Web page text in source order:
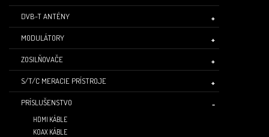
DVB-T ANTÉNY
MODULÁTORY
ZOSILŇOVAČE
S/T/C MERACIE PRÍSTROJE
PRÍSLUŠENSTVO
HDMI KÁBLE
KOAX KÁBLE